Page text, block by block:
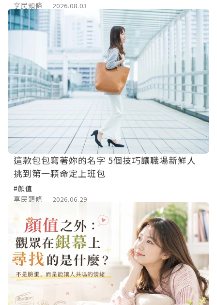
享民頭條
2026.08.03
這款包包寫著妳的名字 5個技巧讓職場新鮮人
挑到第一顆命定上班包
#顏值
享民頭條
2026.06.29